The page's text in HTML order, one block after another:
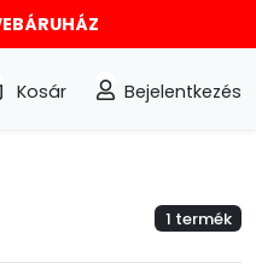
Bejelentkezés
Kosár
1 termék